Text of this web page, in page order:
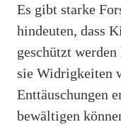
Es gibt starke
hindeuten, dass
geschützt
sie Widrigkeiten
Enttäuschungen
bewältigen